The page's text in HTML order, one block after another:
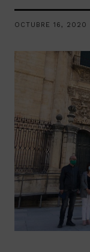
OCTUBRE 16, 2020